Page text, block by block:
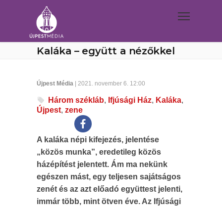
Kaláka – együtt a nézőkkel
Újpest Média | 2021. november 6. 12:00
Három székláb, Ifjúsági Ház, Kaláka,
Újpest, zene
A kaláka népi kifejezés, jelentése
„közös munka”, eredetileg közös
házépítést jelentett. Ám ma nekünk
egészen mást, egy teljesen sajátságos
zenét és az azt előadó együttest jelenti,
immár több, mint ötven éve. Az Ifjúsági